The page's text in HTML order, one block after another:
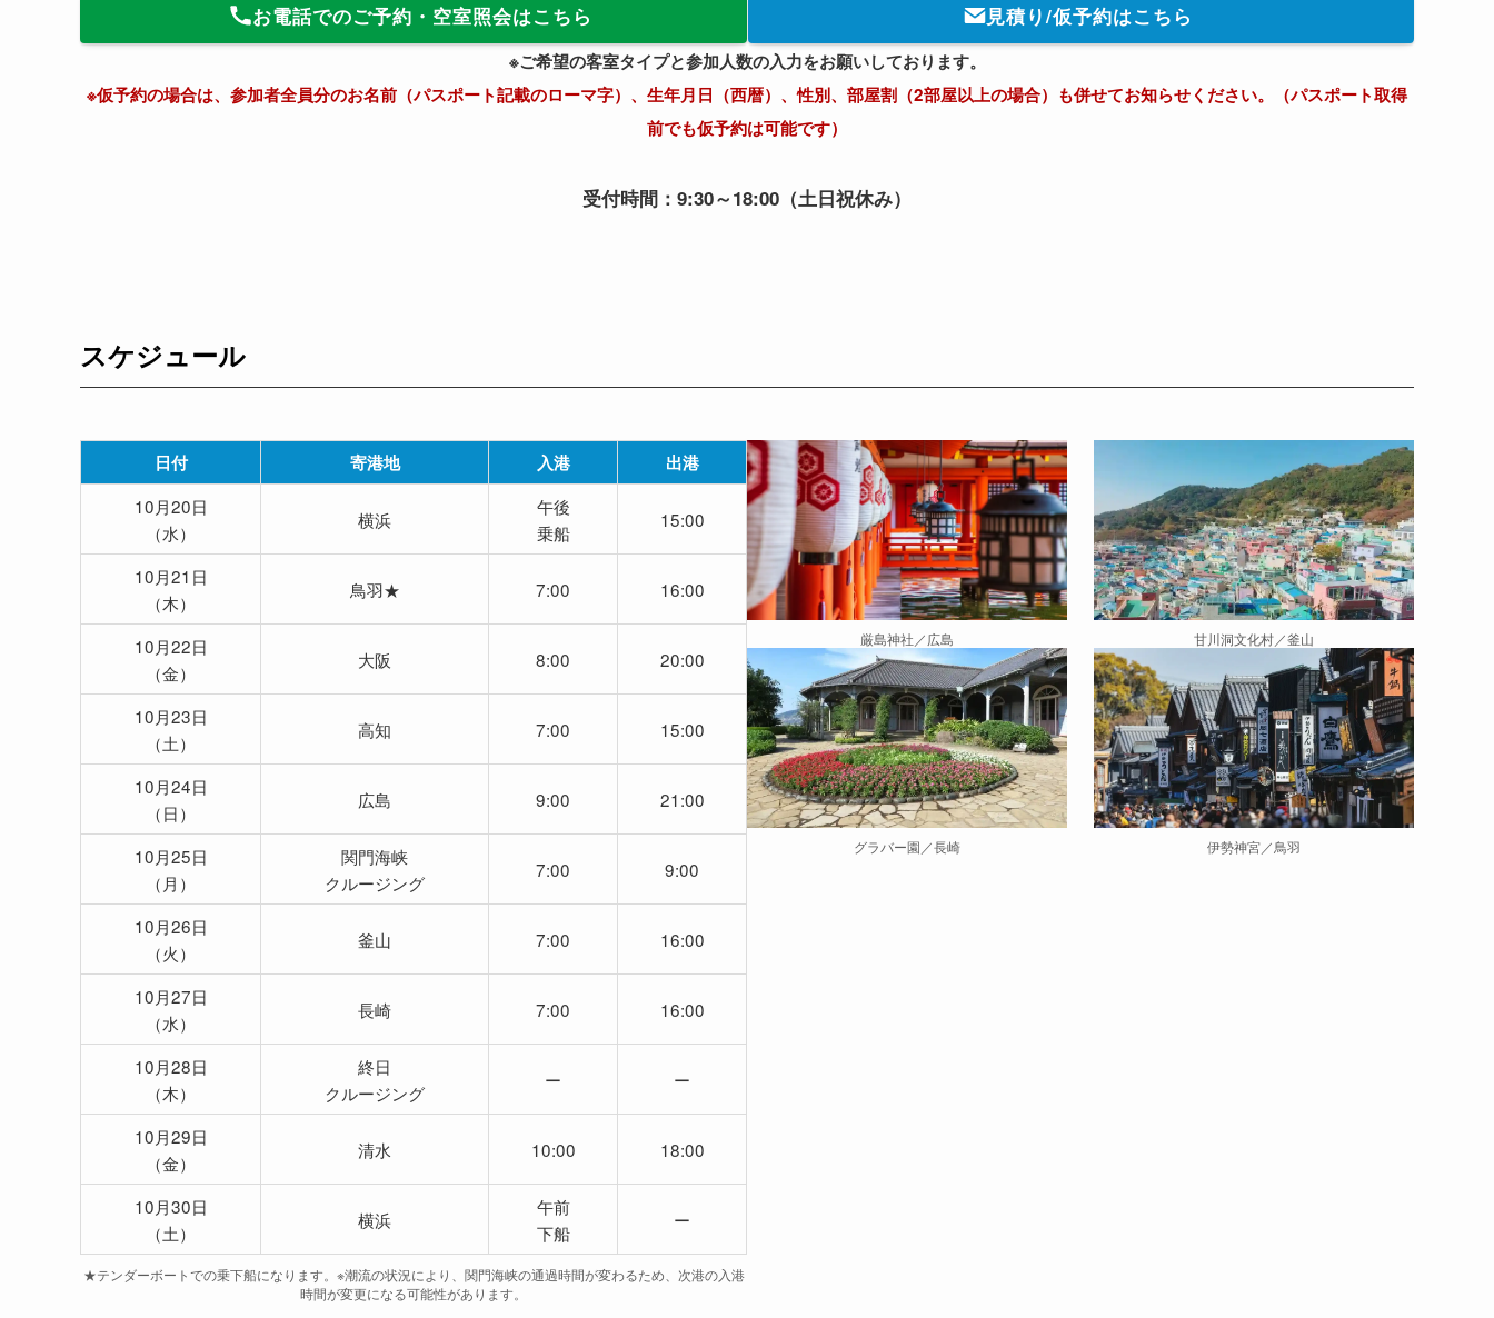
お電話でのご予約・空室照会はこちら 見積り/仮予約はこちら
※ご希望の客室タイプと参加人数の入力をお願いしております。
※仮予約の場合は、参加者全員分のお名前（パスポート記載のローマ字）、生年月日（西暦）、性別、部屋割（2部屋以上の場合）も併せてお知らせください。
（パスポート取得
前でも仮予約は可能です）
受付時間：9:30～18:00（土日祝休み）
スケジュール
日付 寄港地 入港
出港
10月20日
（水）
横浜
午後
乗船
15:00
10月21日
（木）
鳥羽★ 7:00 16:00
10月22日
（金）
大阪 8:00 20:00
10月23日
（土）
高知 7:00 15:00
10月24日
（日）
広島 9:00 21:00
10月25日
（月）
関門海峡
クルージング
7:00 9:00
10月26日
（火）
釜山 7:00 16:00
10月27日
（水）
長崎 7:00 16:00
10月28日
（木）
終日
クルージング
ー ー
10月29日
（金）
清水 10:00 18:00
10月30日
（土）
横浜
午前
下船
ー
★テンダーボートでの乗下船になります。※潮流の状況により、関門海峡の通過時間が変わるため、次港の入港
時間が変更になる可能性があります。
厳島神社／広島 甘川洞文化村／釜山
グラバー園／長崎 伊勢神宮／鳥羽